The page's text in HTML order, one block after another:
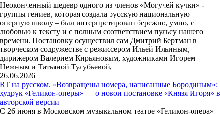
Неоконченный шедевр одного из членов «Могучей кучки» -
группы гениев, которая создала русскую национальную
оперную школу – был интерпретирован бережно, умно, с
любовью к тексту и с полным соответствием пульсу нашего
времени. Постановку осуществил сам Дмитрий Бертман в
творческом содружестве с режиссером Ильей Ильиным,
дирижером Валерием Кирьяновым, художниками Игорем
Нежным и Татьяной Тулубьевой,
26.06.2026
RT на русском. «Возвращены номера, написанные Бородиным»:
худрук «Геликон-оперы» — о новой постановке «Князя Игоря» в
авторской версии
С 26 июня в Московском музыкальном театре «Геликон-опера»